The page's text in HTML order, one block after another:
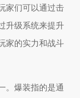
家们可以通过击
升级系统来提升
家的实力和战斗
。爆装指的是通